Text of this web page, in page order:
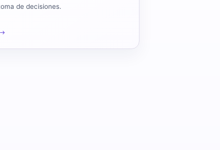
de decisiones.